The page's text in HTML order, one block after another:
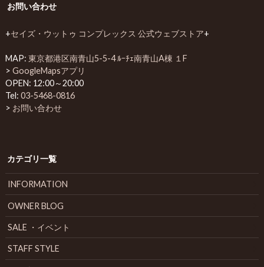
お問い合わせ
+セイズ・ウットゥ コンプレックス 公式ウェブストア+
MAP: 東京都港区南青山5-5-4 ﾙｰﾁｪ南青山A棟 １F
> GoogleMapsアプリ
OPEN: 12:00～20:00
Tel: 03-5468-0816
> お問い合わせ
カテゴリ一覧
INFORMATION
OWNER BLOG
SALE ・イベント
STAFF STYLE